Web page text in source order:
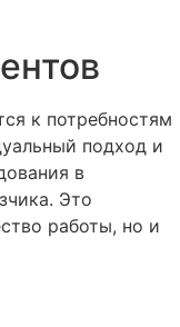
к потребностям
подход и
в
Это
работы, но и